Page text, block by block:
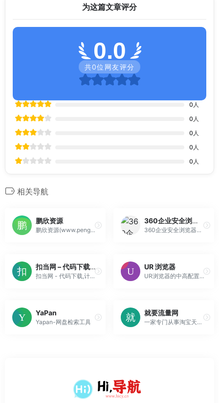
为这篇文章评分
0.0
共0位网友评分
0 人
0 人
0 人
0 人
0 人
相关导航
鹏欣资源
鹏欣资源(www.pengxinziyuan.com),又名鹏欣资源网、百度云网盘鹏欣资源论坛、百度云资源论坛是国内最大的百度云网盘资源分享爱好者的集中地！专注为百度云网盘资源分享爱好者提供资源分享交流的平台！本论坛长期进行资源免费分享。如果你有VR电影资源,美剧资源,电视剧资源,美女图片,热门电影...
360企业安全浏览器
360企业安全浏览器，AI+安全双重赋能，助力企业数智化转型
扣当网 – 代码下载,计算机文档,网页模板,IT工具,IT资源下载,编程代码
扣当网 - 代码下载,计算机文档,网页模板,IT工具,IT资源下载,编程代码
UR 浏览器
UR浏览器的中高配置文件将自动阻止烦人和破坏性广告，如弹出窗口、视频广告和横幅广告。有时，您可能会看到一些不会造成干扰的广告。这些广告有助于支持和鼓励内容创作者。当然，您也可以通过在浏览器设置中或直接在入职中关闭“可接受的广告”功能来选择阻止这些广告。
YaPan
Yapan-网盘检索工具
就要流量网
一家专门从事淘宝天猫京东拼多多真实人工流量提升的网站，店铺关注，收藏加购等！为你的店铺快速提升销量！